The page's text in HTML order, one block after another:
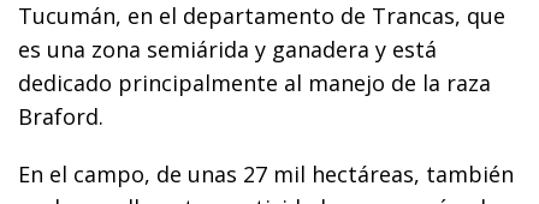
Tucumán, en el departamento de Trancas, que
es una zona semiárida y ganadera y está
dedicado principalmente al manejo de la raza
Braford.
En el campo, de unas 27 mil hectáreas, también